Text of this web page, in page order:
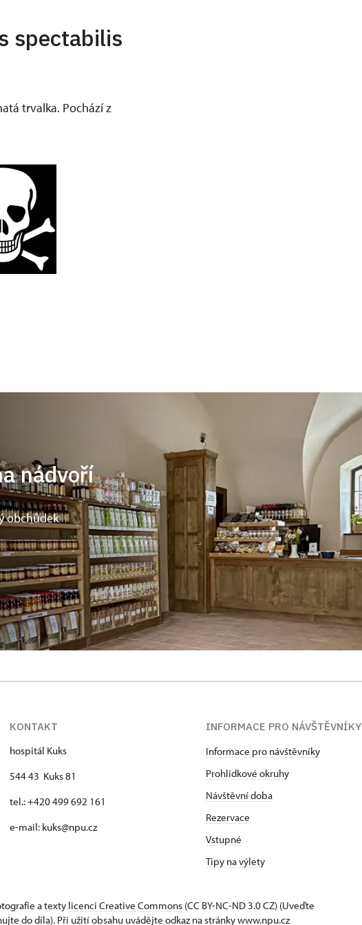
spectabilis
trvalka. Pochází z
nádvoří
obchůdek
KONTAKT
hospitál Kuks
544 43 Kuks 81
tel.: +420 499 692 161
e-mail: kuks@npu.cz
INFORMACE PRO NÁVŠTĚVNÍKY
Informace pro návštěvníky
Prohlídkové okruhy
Návštěvní doba
Rezervace
Vstupné
Tipy na výlety
a texty licenci Creative Commons (CC BY-NC-ND 3.0 CZ) (Uveďte
do díla). Při užití obsahu uvádějte odkaz na stránky www.npu.cz